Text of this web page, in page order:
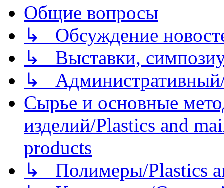
Общие вопросы
↳ Обсуждение
↳ Выставки,
↳
Сырье и основные
изделий/Plastics and
products
↳ Полимеры/Plastics